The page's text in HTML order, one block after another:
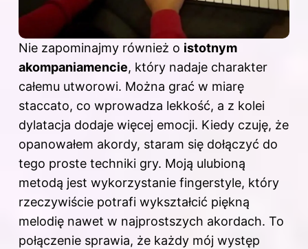
Nie zapominajmy również o istotnym
akompaniamencie, który nadaje charakter
całemu utworowi. Można grać w miarę
staccato, co wprowadza lekkość, a z kolei
dylatacja dodaje więcej emocji. Kiedy czuję, że
opanowałem akordy, staram się dołączyć do
tego proste techniki gry. Moją ulubioną
metodą jest wykorzystanie fingerstyle, który
rzeczywiście potrafi wykształcić piękną
melodię nawet w najprostszych akordach. To
połączenie sprawia, że każdy mój występ